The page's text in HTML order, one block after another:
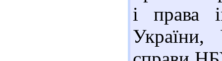
і права
України,